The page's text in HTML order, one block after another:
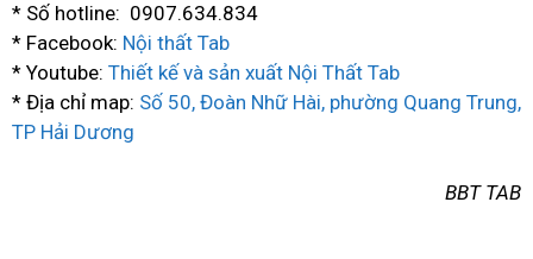
* Số hotline: 0907.634.834
* Facebook: Nội thất Tab
* Youtube: Thiết kế và sản xuất Nội Thất Tab
* Địa chỉ map: Số 50, Đoàn Nhữ Hài, phường Quang Trung,
TP Hải Dương
BBT TAB